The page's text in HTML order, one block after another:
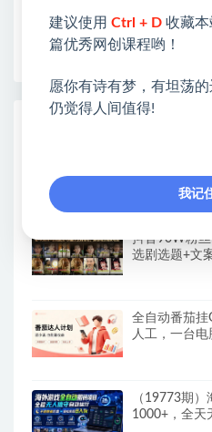
❤如果您也依存于互联网，
早为您提供丰盛价值。祝您
零基础AI开发
抖音90W粉
选剧选题+文
全自动番茄挂
人工，一台电
（19773期
1000+，全天
建议使用 Ctrl + D 收藏
篇优秀网创课程哟！
愿你有诗有梦，有坦荡的
仍觉得人间值得!
我记